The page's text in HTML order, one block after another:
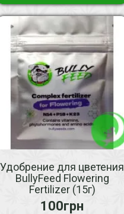
Удобрение для цветения
BullyFeed Flowering
Fertilizer (15г)
100грн